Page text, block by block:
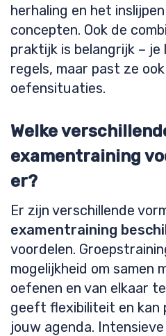
herhaling en het
concepten. Ook de
praktijk is belangrijk – je
regels, maar past ze
oefensituaties.
Welke
examentraining
er?
Er zijn verschillende
examentraining
voordelen.
mogelijkheid om samen
oefenen en van elkaar
geeft flexibiliteit en kan
jouw agenda.